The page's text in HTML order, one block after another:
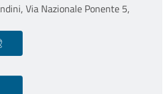
Via Nazionale Ponente 5,